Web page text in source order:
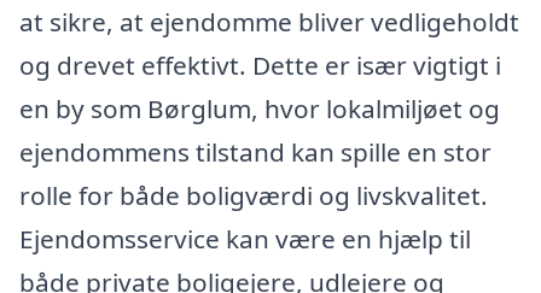
at sikre, at ejendomme bliver vedligeholdt
og drevet effektivt. Dette er især vigtigt i
en by som Børglum, hvor lokalmiljøet og
ejendommens tilstand kan spille en stor
rolle for både boligværdi og livskvalitet.
Ejendomsservice kan være en hjælp til
både private boligejere, udlejere og